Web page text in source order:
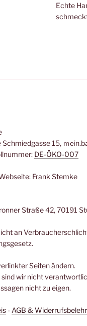
Echte
15, ｍ
DE-ÖKO-007
Frank Stemke
Straße 42, 70191
an
Seiten ändern.
wir nicht
nicht zu eigen.
- AGB &